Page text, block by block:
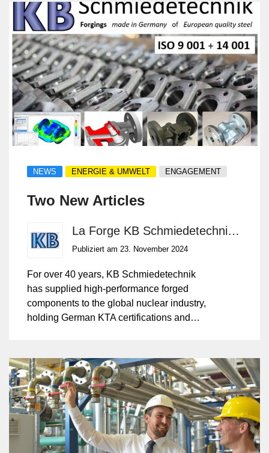
NEWS ENERGIE & UMWELT ENGAGEMENT
Two New Articles
La Forge KB Schmiedetechnik GmbH
Publiziert am 23. November 2024
For over 40 years, KB Schmiedetechnik
has supplied high-performance forged
components to the global nuclear industry,
holding German KTA certifications and
AD 2000 certifications. Specializing in
pressure vessels and piping systems, KB
Schmiedetechnik provides reliable
solutions for industries like petrochemical,
power generation, pharmaceuticals, and
cryogenics, ensuring strength, safety in
critical applications.